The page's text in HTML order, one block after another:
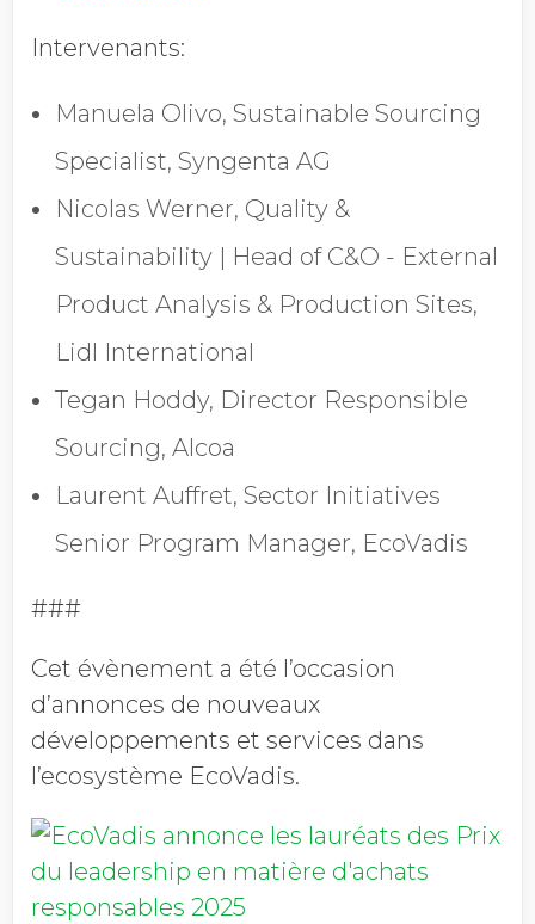
Pays
Refuser les
Intervenants:
Manuela Olivo, Sustainable Sourcing
Specialist, Syngenta AG
Nicolas Werner, Quality &
Sustainability | Head of C&O - External
Product Analysis & Production Sites,
Lidl International
Tegan Hoddy, Director Responsible
Sourcing, Alcoa
Laurent Auffret, Sector Initiatives
Senior Program Manager, EcoVadis
###
Cet évènement a été l’occasion
d’annonces de nouveaux
développements et services dans
l’ecosystème EcoVadis.